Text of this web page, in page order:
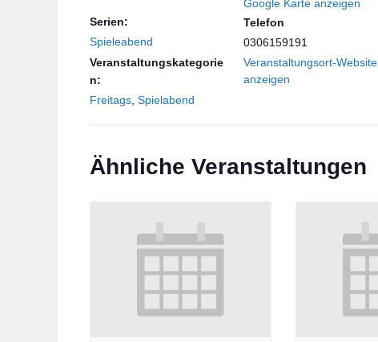
Serien:
Spieleabend
Veranstaltungskategorie
n:
Freitags Spielabend
Google Karte anzeigen
Telefon
0306159191
Veranstaltungsort-Website
anzeigen
Ähnliche Veranstaltungen